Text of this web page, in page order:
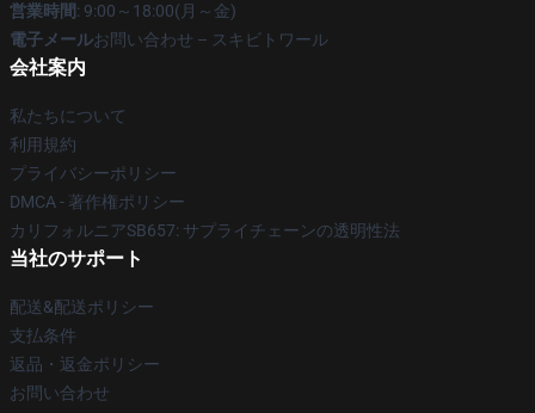
営業時間: 9:00～18:00(月～金)
電子メールお問い合わせ – スキビトワール
会社案内
私たちについて
利用規約
プライバシーポリシー
DMCA - 著作権ポリシー
カリフォルニアSB657: サプライチェーンの透明性法
当社のサポート
配送&配送ポリシー
支払条件
返品・返金ポリシー
お問い合わせ